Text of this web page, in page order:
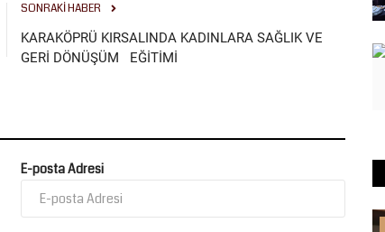
SONRAKI HABER
KARAKÖPRÜ KIRSALINDA KADINLARA SAĞLIK VE
GERİ DÖNÜŞÜM EĞİTİMİ
E-posta Adresi